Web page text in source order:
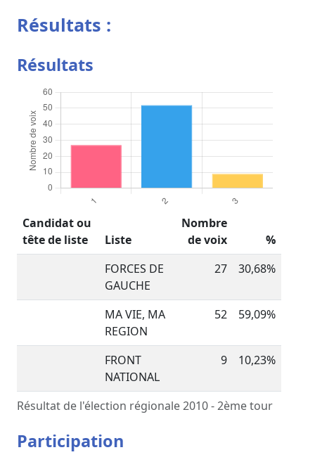
Résultats :
Résultats
Résultat de l'élection régionale 2010 - 2ème tour
Candidat ou
tête de liste
Liste
Nombre
de voix
%
FORCES DE
GAUCHE
27 30,68%
MA VIE, MA
REGION
52 59,09%
FRONT
NATIONAL
9 10,23%
Participation